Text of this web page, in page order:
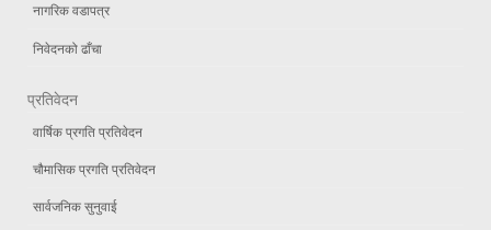
नागरिक वडापत्र
निवेदनको ढाँचा
प्रतिवेदन
वार्षिक प्रगति प्रतिवेदन
चौमासिक प्रगति प्रतिवेदन
सार्वजनिक सुनुवाई